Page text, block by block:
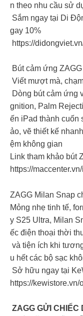
n theo nhu cầu sử
Sắm ngay tại Di
gay 10%
https://
Bút cảm ứng
Viết mượt mà,
Dòng bút cảm ứng
gnition, Palm
ến iPad thành cuốn
ảo, vẽ thiết kế
ệm không gian
Link tham khảo bút
https://
ZAGG Milan Snap
Mỏng nhẹ tinh tế,
y S25 Ultra, Milan
ếc điện thoại thời
và tiện ích khi
u hết các bộ sạc
Sở hữu ngay tại
https://
ZAGG GỬI CHIẾC